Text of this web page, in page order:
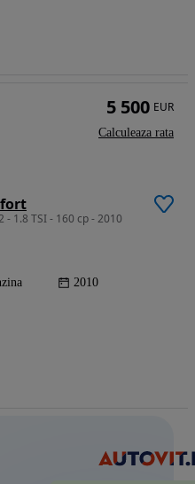
- 1.8 TSI - 160 cp - 2010
2010
5 500 EUR
Calculeaza rata